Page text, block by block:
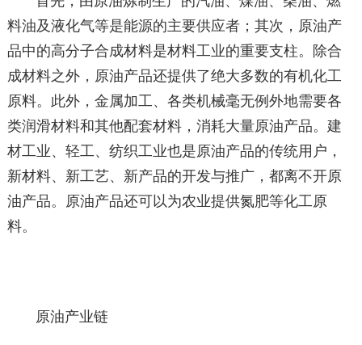
料油及液化气等是能源的主要供应者；其次，原油产
品中的高分子合成材料是材料工业的重要支柱。除合
成材料之外，原油产品还提供了绝大多数的有机化工
原料。此外，金属加工、各类机械毫无例外地需要各
类润滑材料和其他配套材料，消耗大量原油产品。建
材工业、轻工、纺织工业也是原油产品的传统用户，
新材料、新工艺、新产品的开发与推广，都离不开原
油产品。原油产品还可以为农业提供氮肥等化工原
料。
原油产业链